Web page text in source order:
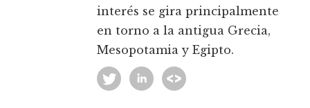
interés se gira principalmente
en torno a la antigua Grecia,
Mesopotamia y Egipto.